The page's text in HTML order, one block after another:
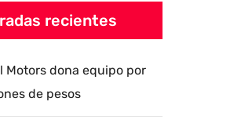
recientes
Motors dona equipo por
de pesos